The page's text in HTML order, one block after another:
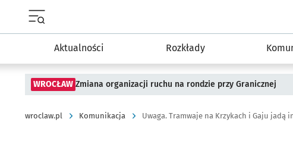
Aktualności Rozkłady
WROCŁAW Zmiana organizacji ruchu na rondzie przy Granicznej
wroclaw.pl Komunikacja Uwaga. Tramwaje na Krzykach i Gaju jadą